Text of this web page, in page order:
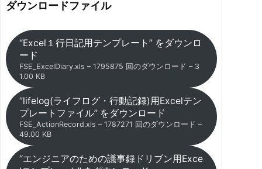
ダウンロードファイル
“Excel１行日記用テンプレート” をダウンロ
ード
FSE_ExcelDiary.xls – 1795875 回のダウンロード – 3
1.00 KB
“lifelog(ライフログ・行動記録)用Excelテン
プレートファイル” をダウンロード
FSE_ActionRecord.xls – 1787271 回のダウンロード –
49.00 KB
“エンジニアのための議事録ドリブン用Exce